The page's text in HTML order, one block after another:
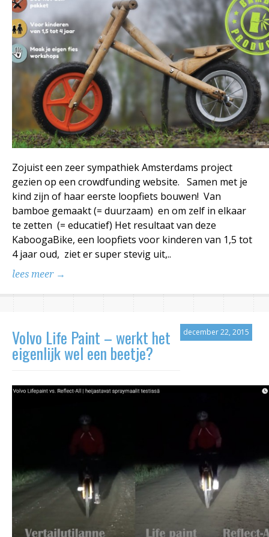
Zojuist een zeer sympathiek Amsterdams project
gezien op een crowdfunding website. Samen met je
kind zijn of haar eerste loopfiets bouwen! Van
bamboe gemaakt (= duurzaam) en om zelf in elkaar
te zetten (= educatief) Het resultaat van deze
KaboogaBike, een loopfiets voor kinderen van 1,5 tot
4 jaar oud, ziet er super stevig uit,..
lees meer →
december 22, 2015
Volvo Life Paint – werkt het
eigenlijk wel een beetje?